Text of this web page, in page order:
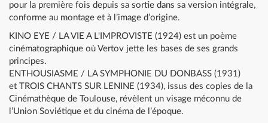
pour la première fois depuis sa sortie dans sa version intégrale,
conforme au montage et à l’image d’origine.
KINO EYE / LA VIE A L'IMPROVISTE (1924) est un poème
cinématographique où Vertov jette les bases de ses grands
principes.
ENTHOUSIASME / LA SYMPHONIE DU DONBASS (1931)
et TROIS CHANTS SUR LENINE (1934), issus des copies de la
Cinémathèque de Toulouse, révèlent un visage méconnu de
l’Union Soviétique et du cinéma de l’époque.